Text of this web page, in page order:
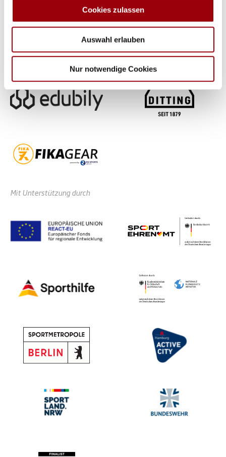
soziale Medien, Werbung und Analysen weiter. Unsere
Partner führen diese Informationen möglicherweise mit
weiteren Daten zusammen, die Sie ihnen bereitgestellt
haben oder die sie im Rahmen Ihrer Nutzung der Dienste
Cookies zulassen
Auswahl erlauben
Nur notwendige Cookies
Mit Unterstützung durch